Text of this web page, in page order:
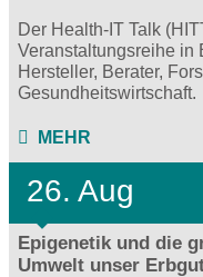
Der Health-IT Talk
Veranstaltungsreihe in
Hersteller, Berater,
Gesundheitswirtschaft.
MEHR
26. Aug
Epigenetik und die
Umwelt unser